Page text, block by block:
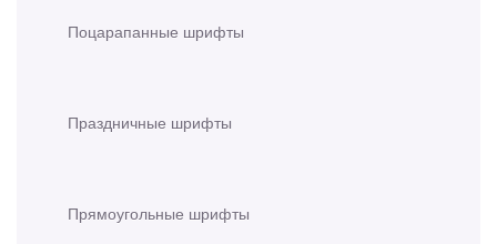
Поцарапанные шрифты
Праздничные шрифты
Прямоугольные шрифты